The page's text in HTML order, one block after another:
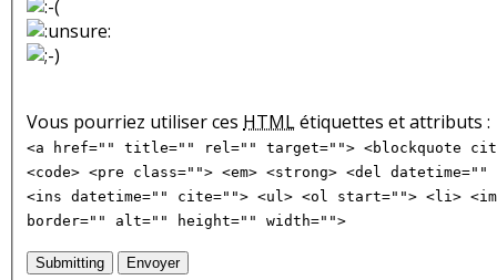
Vous pourriez utiliser ces HTMLétiquettes et attributs :
<a href="" title="" rel="" target=""> <blockquote
<code> <pre class=""> <em> <strong> <del
<ins datetime="" cite=""> <ul> <ol start=""> <li>
border="" alt="" height="" width="">
Submitting Envoyer